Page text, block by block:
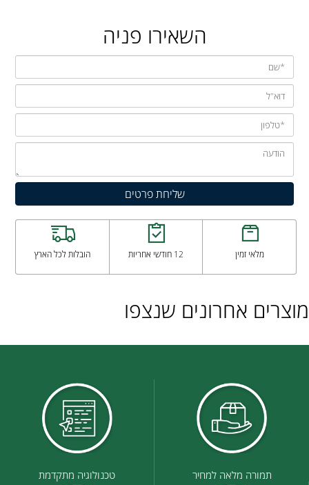
השאירו פניה
מלאי זמין 12 חודשי אחריות הובלות לכל הארץ
מוצרים אחרונים שנצפו
תמורה מלאה למחיר טכנולוגיה מתקדמת